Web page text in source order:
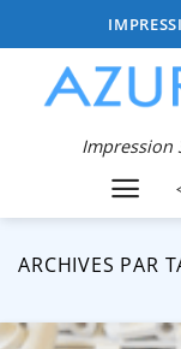
au
contenu
Impression
ARCHIVES PAR